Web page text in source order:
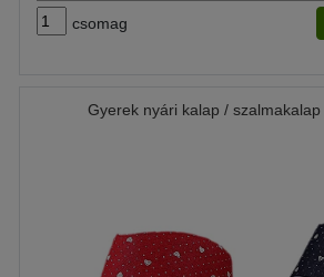
csomag
Gyerek nyári kalap /